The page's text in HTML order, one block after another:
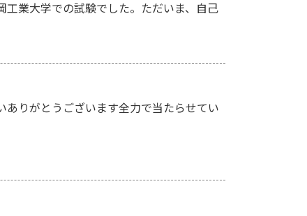
業大学での試験でした。ただいま、自己
りがとうございます全力で当たらせてい